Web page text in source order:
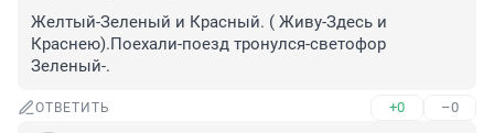
Желтый-Зеленый и Красный. ( Живу-Здесь и
Краснею).Поехали-поезд тронулся-светофор
Зеленый-.
ОТВЕТИТЬ +0 –0